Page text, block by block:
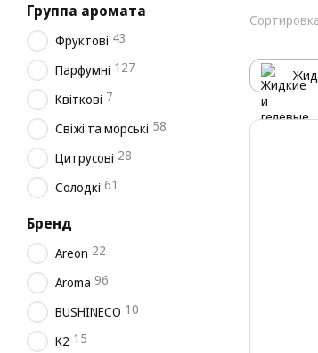
Группа аромата
Фруктові 43
Парфумні 127
Квіткові 7
Свіжі та морські 58
Цитрусові 28
Солодкі 61
Бренд
Areon 22
Aroma 96
BUSHINECO 10
K2 15